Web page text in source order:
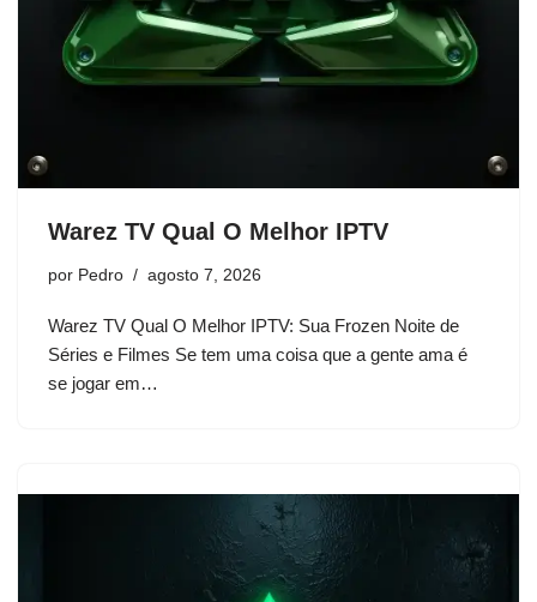
Warez TV Qual O Melhor IPTV
por Pedro agosto 7, 2026
Warez TV Qual O Melhor IPTV: Sua Frozen Noite de
Séries e Filmes Se tem uma coisa que a gente ama é
se jogar em…